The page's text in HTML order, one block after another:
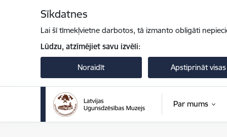
Sīkdatnes
Lai šī tīmekļvietne darbotos, tā izmanto obligāti
Lūdzu, atzīmējiet savu izvēli:
Noraidīt Apstiprināt visas
Par mums